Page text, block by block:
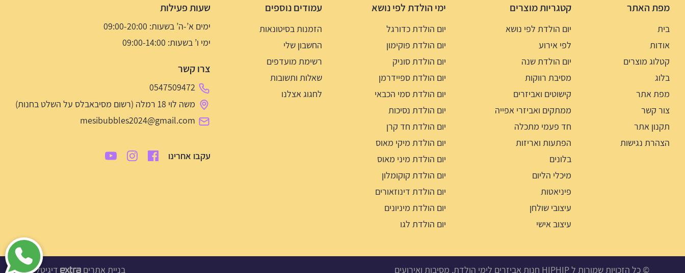
מפת האתר
בית
אודות
קטלוג מוצרים
בלוג
מפת אתר
צור קשר
תקנון אתר
הצהרת נגישות
קטגריות מוצרים
יום הולדת לפי נושא
לפי אירוע
יום הולדת שנה
מסיבת רווקות
קישוטים ואביזרים
ממתקים ואביזרי אפייה
חד פעמי מתכלה
הפתעות ואריזות
בלונים
מיכלי הליום
פיניאטות
עיצובי שולחן
עיצוב אישי
ימי הולדת לפי נושא
יום הולדת כדורגל
יום הולדת פוקימון
יום הולדת סוניק
יום הולדת ספיידרמן
יום הולדת סמי הכבאי
יום הולדת נסיכות
יום הולדת חד קרן
יום הולדת מיקי מאוס
יום הולדת מיני מאוס
יום הולדת קוקומלון
יום הולדת דינוזאורים
יום הולדת מיניונים
יום הולדת לגו
עמודים נוספים
הזמנות בסיטונאות
החשבון שלי
רשימת מועדפים
שאלות ותשובות
לחגוג אצלנו
שעות פעילות
ימים א’-ה’ בשעות: 09:00-20:00
ימי ו’ בשעות: 09:00-14:00
צרו קשר
0547509472
משה לוי 18 רמלה (רשום מסיבאבלס על השלט בחנות)
mesibubbles2024@gmail.com
עקבו אחרינו
© כל הזכויות שמורות ל HIPHIP חנות אביזרים לימי הולדת, מסיבות ואירועים בניית אתרים דיגיטל